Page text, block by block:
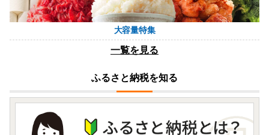
福岡限定生産プレミアムいちじく【とよみつひ
め】
宮崎県西都市
＜2026発送＞杉田農園 訳あり 西都市産 ご家庭
用完熟マンゴー（２玉～3玉） 生産者直送 宮崎
08月07日(金) 12時00分
山形県高畠町
大容量特集
一覧を見る
ふるさと納税を知る